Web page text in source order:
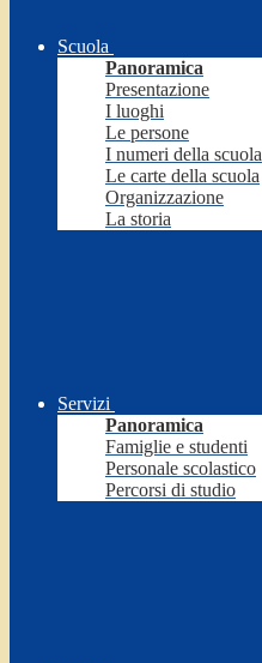
Scuola
Panoramica
Presentazione
I luoghi
Le persone
I numeri della scuola
Le carte della scuola
Organizzazione
La storia
Servizi
Panoramica
Famiglie e studenti
Personale scolastico
Percorsi di studio